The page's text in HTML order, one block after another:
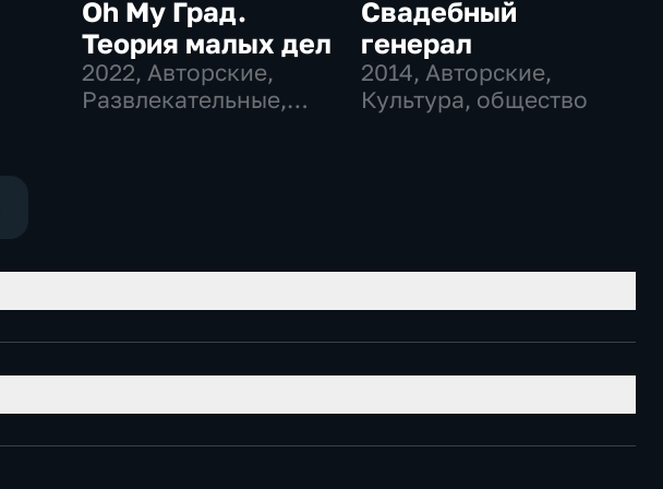
Oh My Град.
Теория малых дел
2022, Авторские,
Развлекательные,
Свадебный
генерал
2014, Авторские,
Культура, общество